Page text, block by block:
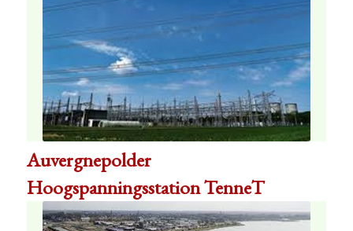
Auvergnepolder
Hoogspanningsstation TenneT